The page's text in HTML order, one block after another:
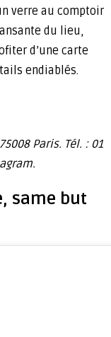
verre au comptoir
du lieu,
d’une carte
endiablés.
Paris. Tél. : 01
same but